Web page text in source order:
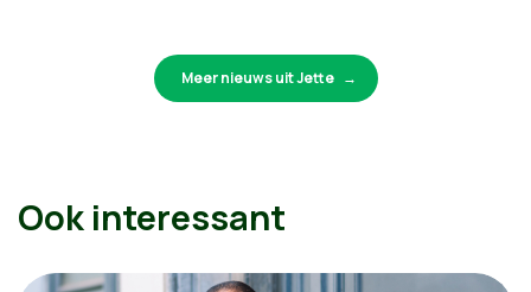
Meer nieuws uit Jette
Ook interessant